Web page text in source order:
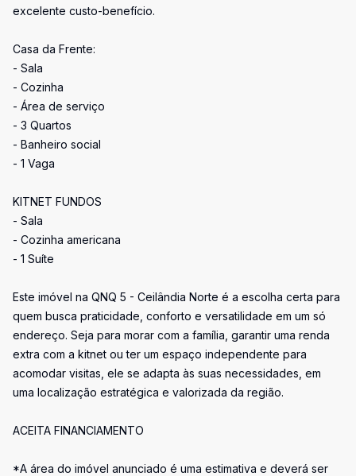
excelente custo-benefício.
Casa da Frente:
- Sala
- Cozinha
- Área de serviço
- 3 Quartos
- Banheiro social
- 1 Vaga
KITNET FUNDOS
- Sala
- Cozinha americana
- 1 Suíte
Este imóvel na QNQ 5 - Ceilândia Norte é a escolha certa para
quem busca praticidade, conforto e versatilidade em um só
endereço. Seja para morar com a família, garantir uma renda
extra com a kitnet ou ter um espaço independente para
acomodar visitas, ele se adapta às suas necessidades, em
uma localização estratégica e valorizada da região.
ACEITA FINANCIAMENTO
*A área do imóvel anunciado é uma estimativa e deverá ser